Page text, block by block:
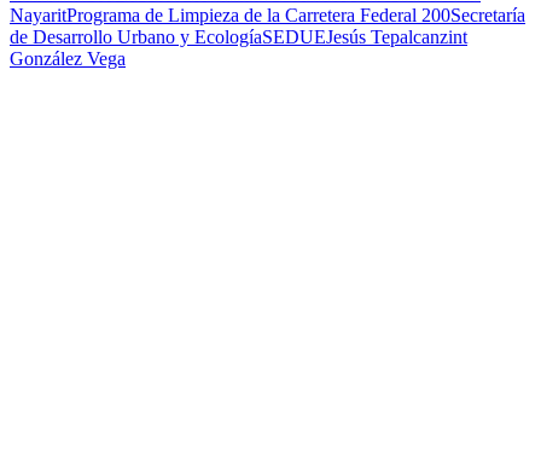
NayaritPrograma de Limpieza de la Carretera Federal 200Secretaría
de Desarrollo Urbano y EcologíaSEDUEJesús Tepalcanzint
González Vega